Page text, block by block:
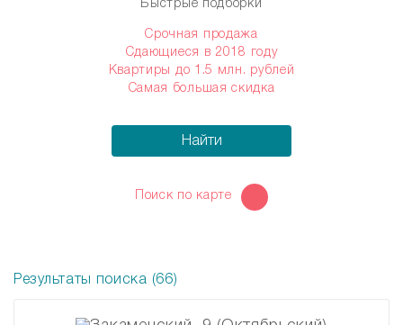
Быстрые подборки
Срочная продажа
Сдающиеся в 2018 году
Квартиры до 1.5 млн. рублей
Самая большая скидка
Найти
Поиск по карте
Результаты поиска (66)